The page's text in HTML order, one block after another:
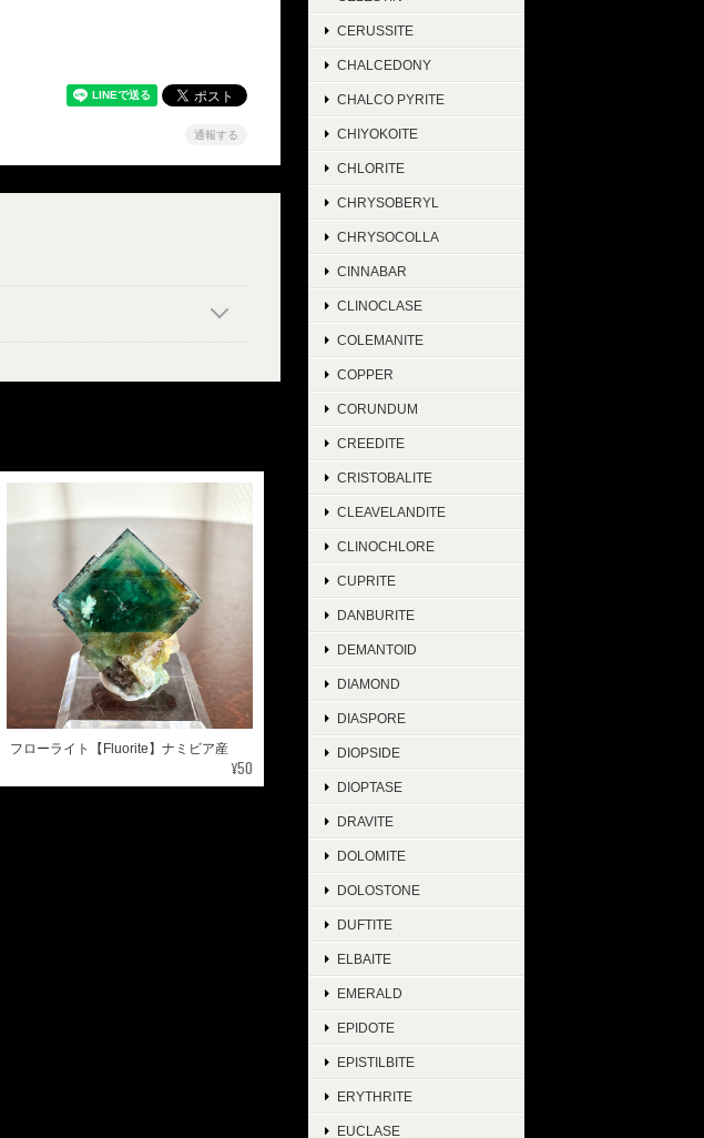
通報する
フローライト【Fluorite】ナミビア産
¥50
CERUSSITE
CHALCEDONY
CHALCO PYRITE
CHIYOKOITE
CHLORITE
CHRYSOBERYL
CHRYSOCOLLA
CINNABAR
CLINOCLASE
COLEMANITE
COPPER
CORUNDUM
CREEDITE
CRISTOBALITE
CLEAVELANDITE
CLINOCHLORE
CUPRITE
DANBURITE
DEMANTOID
DIAMOND
DIASPORE
DIOPSIDE
DIOPTASE
DRAVITE
DOLOMITE
DOLOSTONE
DUFTITE
ELBAITE
EMERALD
EPIDOTE
EPISTILBITE
ERYTHRITE
EUCLASE